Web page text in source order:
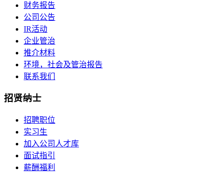
财务报告
公司公告
IR活动
企业管治
推介材料
环境，社会及管治报告
联系我们
招贤纳士
招聘职位
实习生
加入公司人才库
面试指引
薪酬福利